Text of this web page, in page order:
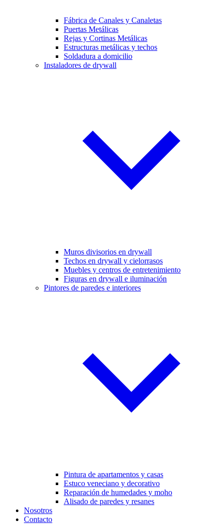
Fábrica de Canales y Canaletas
Puertas Metálicas
Rejas y Cortinas Metálicas
Estructuras metálicas y techos
Soldadura a domicilio
Instaladores de drywall
Muros divisorios en drywall
Techos en drywall y cielorrasos
Muebles y centros de entretenimiento
Figuras en drywall e iluminación
Pintores de paredes e interiores
Pintura de apartamentos y casas
Estuco veneciano y decorativo
Reparación de humedades y moho
Alisado de paredes y resanes
Nosotros
Contacto